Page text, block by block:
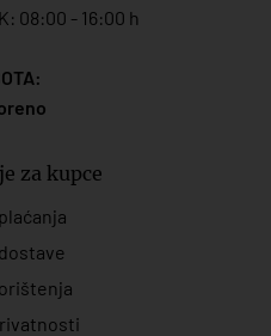
08:00 - 16:00 h
za kupce